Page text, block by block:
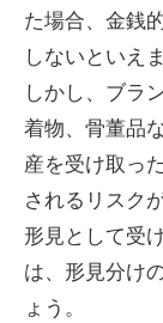
た場合、金銭
しないといえま
しかし、ブラ
着物、骨董品
産を受け取っ
されるリスク
形見として受
は、形見分け
ょう。